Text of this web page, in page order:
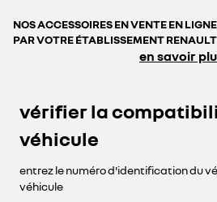
NOS ACCESSOIRES EN VENTE EN
PAR VOTRE ÉTABLISSEMENT RENAULT
en savoir
vérifier la
véhicule
entrez le numéro d'identification du
véhicule